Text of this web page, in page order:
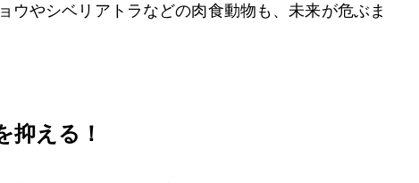
ウやシベリアトラなどの肉食動物も、未来が危ぶま
抑える！